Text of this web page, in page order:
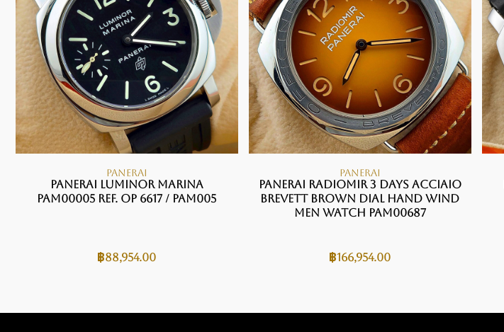
PANERAI
Panerai Luminor Marina
PAM00005 Ref. OP 6617 / PAM005
฿88,954.00
PANERAI
Panerai Radiomir 3 Days Acciaio
Brevett Brown Dial Hand Wind
Men Watch PAM00687
฿166,954.00